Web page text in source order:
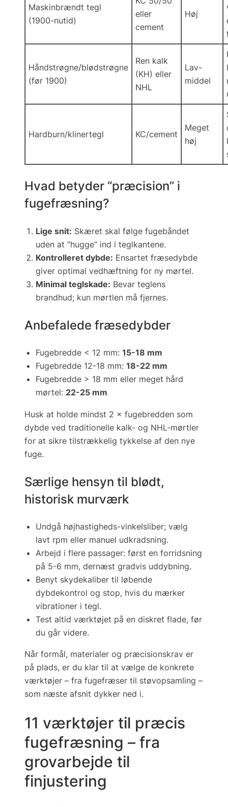
Maskinbrændt tegl
(1900-nutid)
eller
cement
Høj
Håndstrøgne/blødstrøgne
(før 1900)
Ren kalk
(KH) eller
NHL
Lav-
middel
Hardburn/klinertegl KC/cement
Meget
høj
Hvad betyder “præcision” i
fugefræsning?
Lige snit: Skæret skal følge fugebåndet
uden at “hugge” ind i teglkantene.
Kontrolleret dybde: Ensartet fræsedybde
giver optimal vedhæftning for ny mørtel.
Minimal teglskade: Bevar teglens
brandhud; kun mørtlen må fjernes.
Anbefalede fræsedybder
Fugebredde < 12 mm: 15-18 mm
Fugebredde 12-18 mm: 18-22 mm
Fugebredde > 18 mm eller meget hård
mørtel: 22-25 mm
Husk at holde mindst 2 × fugebredden som
dybde ved traditionelle kalk- og NHL-mørtler
for at sikre tilstrækkelig tykkelse af den nye
fuge.
Særlige hensyn til blødt,
historisk murværk
Undgå højhastigheds-vinkelsliber; vælg
lavt rpm eller manuel udkradsning.
Arbejd i flere passager: først en forridsning
på 5-6 mm, dernæst gradvis uddybn­ing.
Benyt skydekaliber til løbende
dybdekontrol og stop, hvis du mærker
vibrationer i tegl.
Test altid værktøjet på en diskret flade, før
du går videre.
Når formål, materialer og præcisionskrav er
på plads, er du klar til at vælge de konkrete
værktøjer – fra fugefræser til støvopsamling –
som næste afsnit dykker ned i.
11 værktøjer til præcis
fugefræsning – fra
grovarbejde til
finjustering